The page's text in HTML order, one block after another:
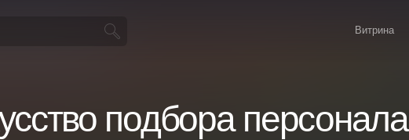
Витрина
подбора персонала